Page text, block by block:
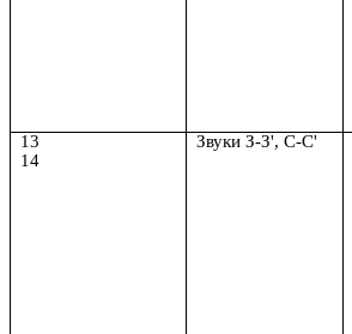
13
14
Звуки З-З', С-С'